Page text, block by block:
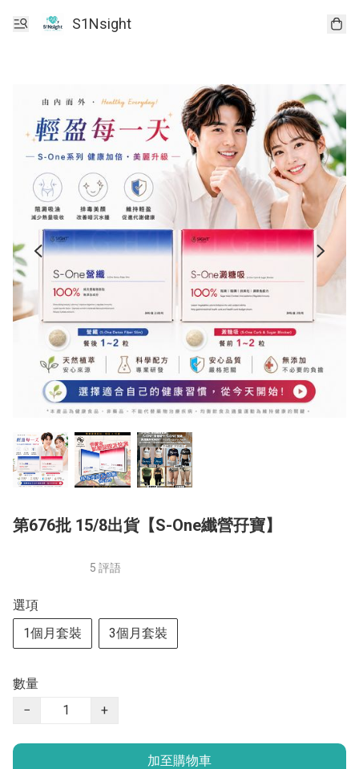
S1Nsight
第676批 15/8出貨【S-One纖營孖寶】
5 評語
選項
1個月套裝
3個月套裝
數量
−
+
加至購物車